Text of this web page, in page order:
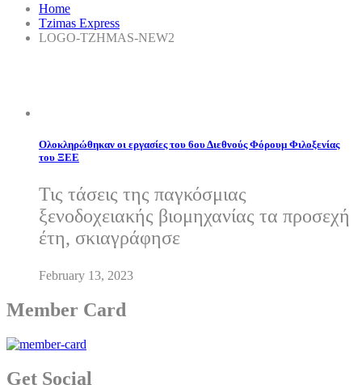
Home
Tzimas Express
LOGO-TZHMAS-NEW2
Ολοκληρώθηκαν οι εργασίες του 6ου Διεθνούς Φόρουμ Φιλοξενίας
του ΞΕΕ
Τις τάσεις της παγκόσμιας
ξενοδοχειακής βιομηχανίας τα προσεχή
έτη, σκιαγράφησε
February 13, 2023
Member Card
Get Social